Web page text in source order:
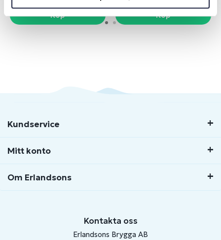
Köp Köp
Kundservice
Mitt konto
Om Erlandsons
Kontakta oss
Erlandsons Brygga AB